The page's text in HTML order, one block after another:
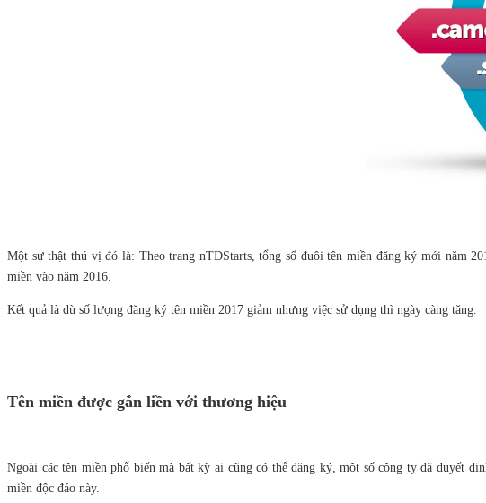
Một sự thật thú vị đó là: Theo trang nTDStarts, tổng số đuôi tên miền đăng ký mới năm
miền vào năm 2016.
Kết quả là dù số lượng đăng ký tên miền 2017 giảm nhưng việc sử dụng thì ngày càng tăng.
Tên miền được gắn liền với thương hiệu
Ngoài các tên miền phổ biến mà bất kỳ ai cũng có thể đăng ký, một số công ty đã duyết
miền độc đáo này.